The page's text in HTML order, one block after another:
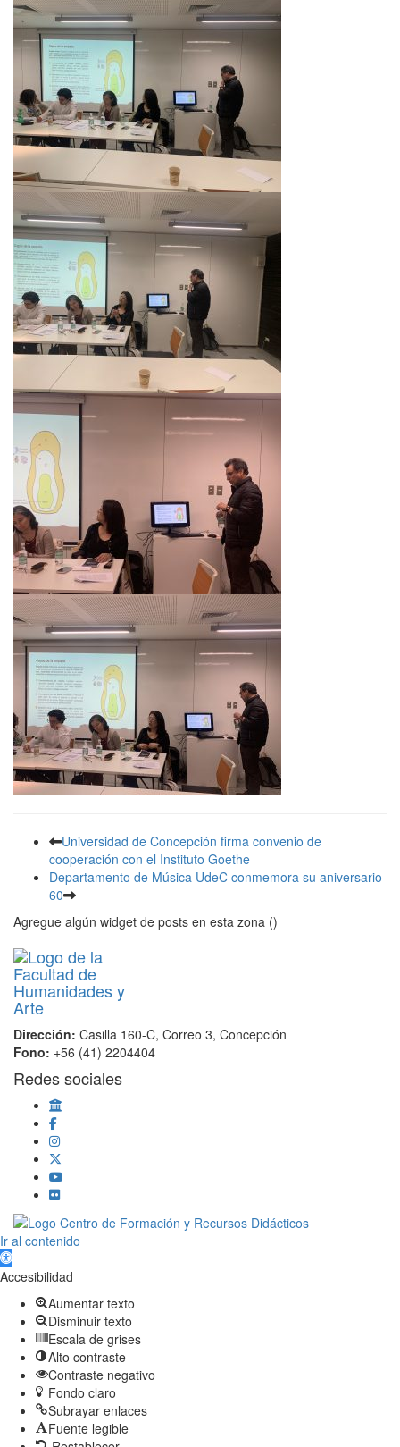
Universidad de Concepción firma convenio de
cooperación con el Instituto Goethe
Departamento de Música UdeC conmemora su aniversario
60
Agregue algún widget de posts en esta zona ()
Dirección: Casilla 160-C, Correo 3, Concepción
Fono: +56 (41) 2204404
Redes sociales
Scroll
Up
Ir al contenido
Abrir barra de herramientas
Accesibilidad
Aumentar texto
Disminuir texto
Escala de grises
Alto contraste
Contraste negativo
Fondo claro
Subrayar enlaces
Fuente legible